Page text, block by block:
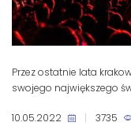
Przez ostatnie lata
swojego największego
10.05.2022 3735